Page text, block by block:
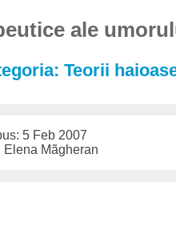
ale
Teorii
5 Feb 2007
Elena Mãgheran